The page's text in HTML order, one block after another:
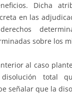
Dicha
en las
sobre los
al caso
total
señalar que la